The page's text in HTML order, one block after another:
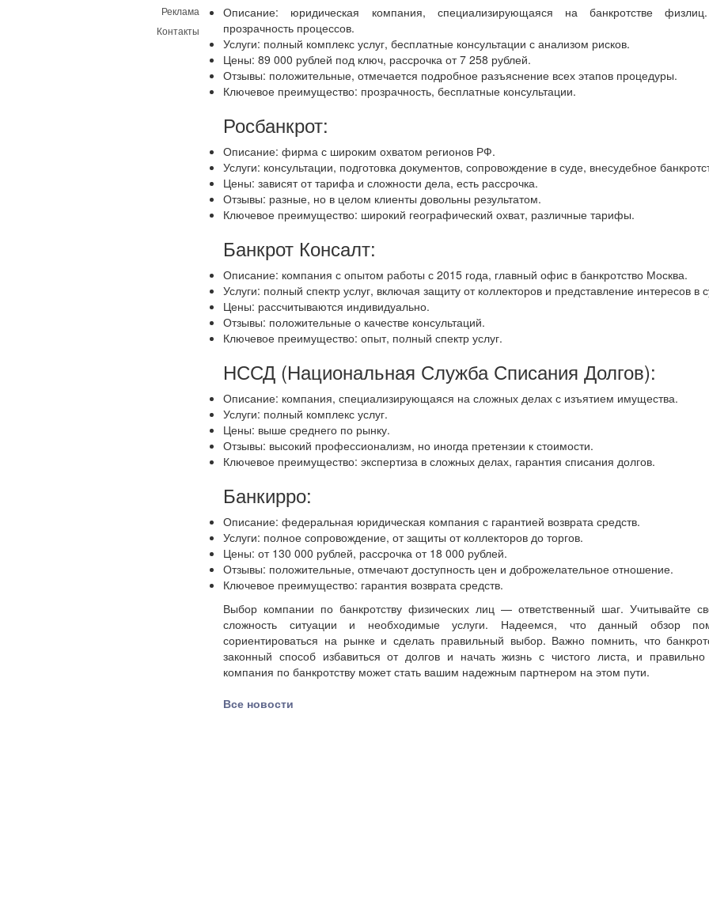
Реклама
Контакты
Описание: юридическая компания, специализирующаяся на банкротстве
прозрачность процессов.
Услуги: полный комплекс услуг, бесплатные консультации с анализом рисков.
Цены: 89 000 рублей под ключ, рассрочка от 7 258 рублей.
Отзывы: положительные, отмечается подробное разъяснение всех этапов процедуры.
Ключевое преимущество: прозрачность, бесплатные консультации.
Росбанкрот:
Описание: фирма с широким охватом регионов РФ.
Услуги: консультации, подготовка документов, сопровождение в суде, внесудебное
Цены: зависят от тарифа и сложности дела, есть рассрочка.
Отзывы: разные, но в целом клиенты довольны результатом.
Ключевое преимущество: широкий географический охват, различные тарифы.
Банкрот Консалт:
Описание: компания с опытом работы с 2015 года, главный офис в банкротство Москва.
Услуги: полный спектр услуг, включая защиту от коллекторов и представление интересов в
Цены: рассчитываются индивидуально.
Отзывы: положительные о качестве консультаций.
Ключевое преимущество: опыт, полный спектр услуг.
НССД (Национальная Служба Списания Долгов):
Описание: компания, специализирующаяся на сложных делах с изъятием имущества.
Услуги: полный комплекс услуг.
Цены: выше среднего по рынку.
Отзывы: высокий профессионализм, но иногда претензии к стоимости.
Ключевое преимущество: экспертиза в сложных делах, гарантия списания долгов.
Банкирро:
Описание: федеральная юридическая компания с гарантией возврата средств.
Услуги: полное сопровождение, от защиты от коллекторов до торгов.
Цены: от 130 000 рублей, рассрочка от 18 000 рублей.
Отзывы: положительные, отмечают доступность цен и доброжелательное отношение.
Ключевое преимущество: гарантия возврата средств.
Выбор компании по банкротству физических лиц — ответственный шаг. Учитывайте
сложность ситуации и необходимые услуги. Надеемся, что данный обзор
сориентироваться на рынке и сделать правильный выбор. Важно помнить, что
законный способ избавиться от долгов и начать жизнь с чистого листа, и
компания по банкротству может стать вашим надежным партнером на этом пути.
Все новости